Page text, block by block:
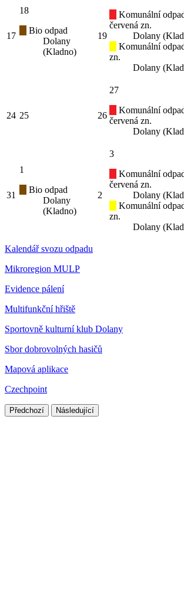
17
18
Bio odpad
Dolany
(Kladno)
19
Komunální
červená zn.
Dolany
Komunální
zn.
Dolany
24 25 26
27
Komunální
červená zn.
Dolany
31
1
Bio odpad
Dolany
(Kladno)
2
3
Komunální
červená zn.
Dolany
Komunální
zn.
Dolany
Kalendář svozu odpadu
Mikroregion MULP
Evidence pálení
Multifunkční hřiště
Sportovně kulturní klub Dolany
Sbor dobrovolných hasičů
Mapová aplikace
Czechpoint
Předchozí Následující